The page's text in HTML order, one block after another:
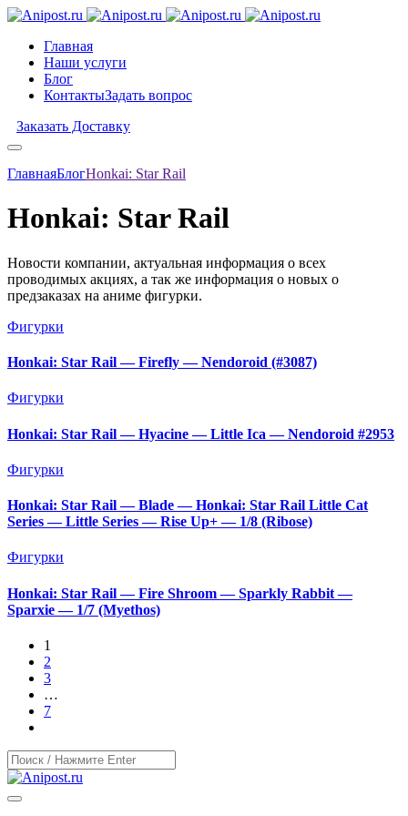
Главная
Наши услуги
Блог
КонтактыЗадать вопрос
Заказать Доставку
ГлавнаяБлогHonkai: Star Rail
Honkai: Star Rail
Новости компании, актуальная информация о всех
проводимых акциях, а так же информация о новых о
предзаказах на аниме фигурки.
Фигурки
Honkai: Star Rail — Firefly — Nendoroid (#3087)
Фигурки
Honkai: Star Rail — Hyacine — Little Ica — Nendoroid #2953
Фигурки
Honkai: Star Rail — Blade — Honkai: Star Rail Little Cat
Series — Little Series — Rise Up+ — 1/8 (Ribose)
Фигурки
Honkai: Star Rail — Fire Shroom — Sparkly Rabbit —
Sparxie — 1/7 (Myethos)
1
2
3
…
7